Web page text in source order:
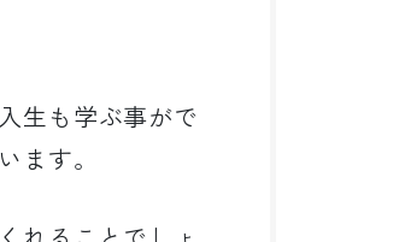
生も学ぶ事がで
ます。